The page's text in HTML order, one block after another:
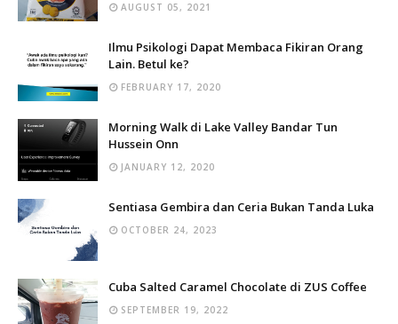
AUGUST 05, 2021
Ilmu Psikologi Dapat Membaca Fikiran Orang
Lain. Betul ke?
FEBRUARY 17, 2020
Morning Walk di Lake Valley Bandar Tun
Hussein Onn
JANUARY 12, 2020
Sentiasa Gembira dan Ceria Bukan Tanda Luka
OCTOBER 24, 2023
Cuba Salted Caramel Chocolate di ZUS Coffee
SEPTEMBER 19, 2022